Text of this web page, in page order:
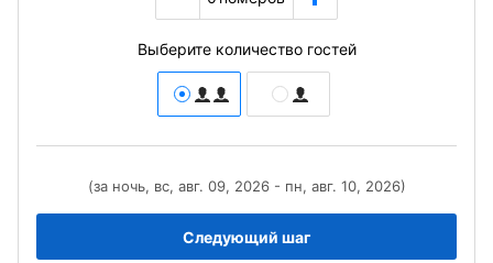
Выберите количество гостей
(за ночь, вс, авг. 09, 2026 - пн, авг. 10, 2026)
Следующий шаг